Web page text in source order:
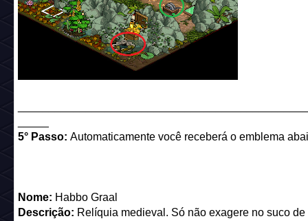
5° Passo: Automaticamente você receberá o emblema
Nome: Habbo Graal
Descrição: Relíquia medieval. Só não exagere no suco de